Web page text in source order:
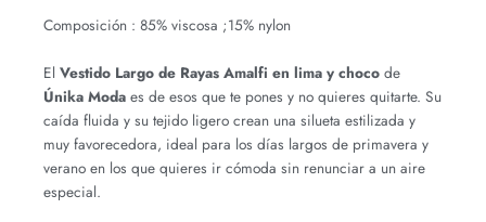
Composición : 85% viscosa ;15% nylon
El Vestido Largo de Rayas Amalfi en lima y choco de
Únika Moda es de esos que te pones y no quieres quitarte. Su
caída fluida y su tejido ligero crean una silueta estilizada y
muy favorecedora, ideal para los días largos de primavera y
verano en los que quieres ir cómoda sin renunciar a un aire
especial.